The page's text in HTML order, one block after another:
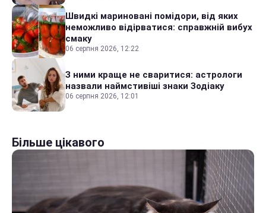
Швидкі мариновані помідори, від яких
неможливо відірватися: справжній вибух
смаку
06 серпня 2026, 12:22
З ними краще не сваритися: астрологи
назвали наймстивіші знаки Зодіаку
06 серпня 2026, 12:01
Більше цікавого